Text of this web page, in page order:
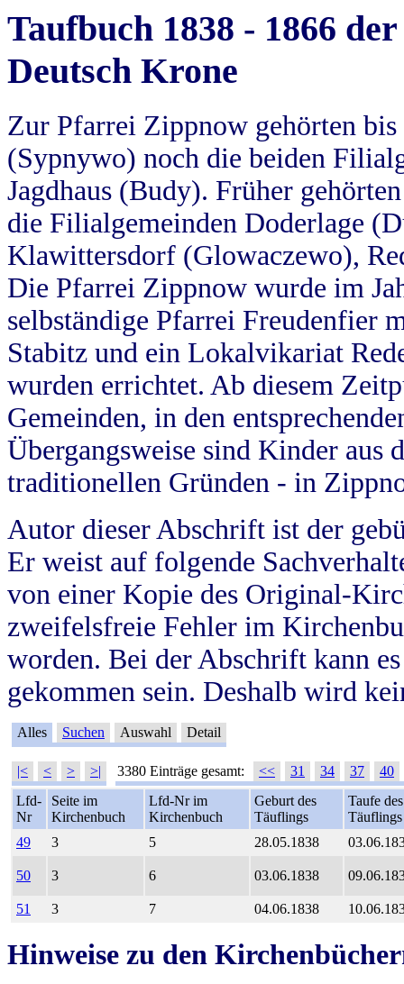
Taufbuch 1838 - 1866
Deutsch Krone
Zur Pfarrei Zippnow gehörten
(Sypnywo) noch die beiden
Jagdhaus (Budy). Früher
die Filialgemeinden Doderlage
Klawittersdorf (Glowaczewo),
Die Pfarrei Zippnow wurde im
selbständige Pfarrei Freudenfier
Stabitz und ein Lokalvikariat
wurden errichtet. Ab diesem
Gemeinden, in den
Übergangsweise sind Kinder aus
traditionellen Gründen - in
Autor dieser Abschrift ist der
Er weist auf folgende
von einer Kopie des Original-
zweifelsfreie Fehler im
worden. Bei der Abschrift kann
gekommen sein. Deshalb wird
Alles Suchen Auswahl Detail
|< < > >| 3380 Einträge gesamt: << 31 34 37
40
Lfd-
Nr
Seite im
Kirchenbuch
Lfd-Nr im
Kirchenbuch
Geburt des
Täuflings
Taufe des
Täuflings
49
3 5 28.05.1838
50 3 6 03.06.1838
51 3 7 04.06.1838
Hinweise zu den